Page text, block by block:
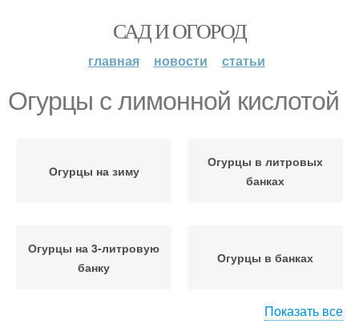
САД И ОГОРОД
главная новости статьи
Огурцы с лимонной кислотой
Огурцы на зиму
Огурцы в литровых
банках
Огурцы на 3-литровую
банку
Огурцы в банках
Показать все